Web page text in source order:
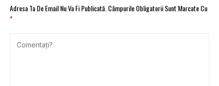
Adresa Ta De Email Nu Va Fi Publicată.Câmpurile Obligatorii Sunt Marcate Cu
*